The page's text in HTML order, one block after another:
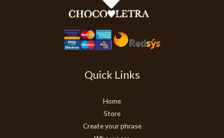
Quick Links
Home
Store
Create your phrase